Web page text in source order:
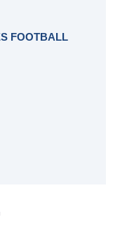
FOOTBALL